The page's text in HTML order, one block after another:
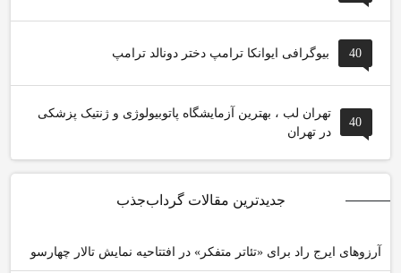
40 بیوگرافی ایوانکا ترامپ دختر دونالد ترامپ
40
تهران لب ، بهترین آزمایشگاه پاتوبیولوژی و ژنتیک پزشکی
در تهران
جدیدترین مقالات گرداب‌جذب
آرزوهای ایرج راد برای «تئاتر متفکر» در افتتاحیه نمایش تالار چهارسو